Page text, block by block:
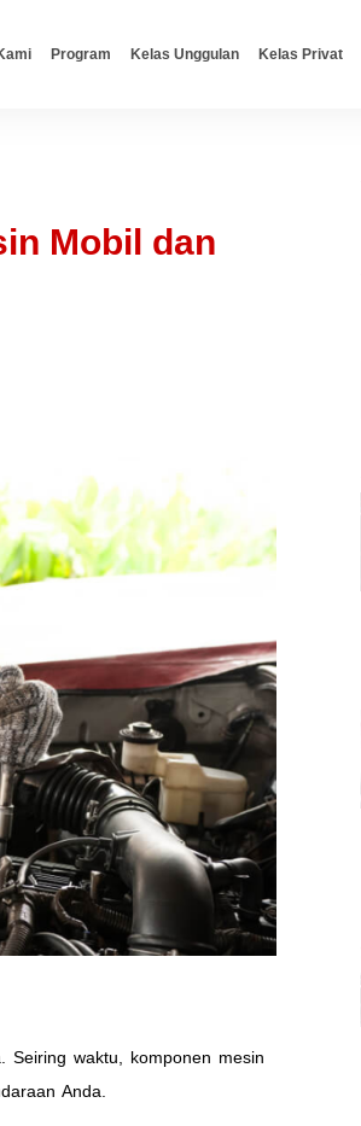
Program Kelas Unggulan Kelas Privat
Mobil dan
Seiring waktu, komponen mesin
Anda.